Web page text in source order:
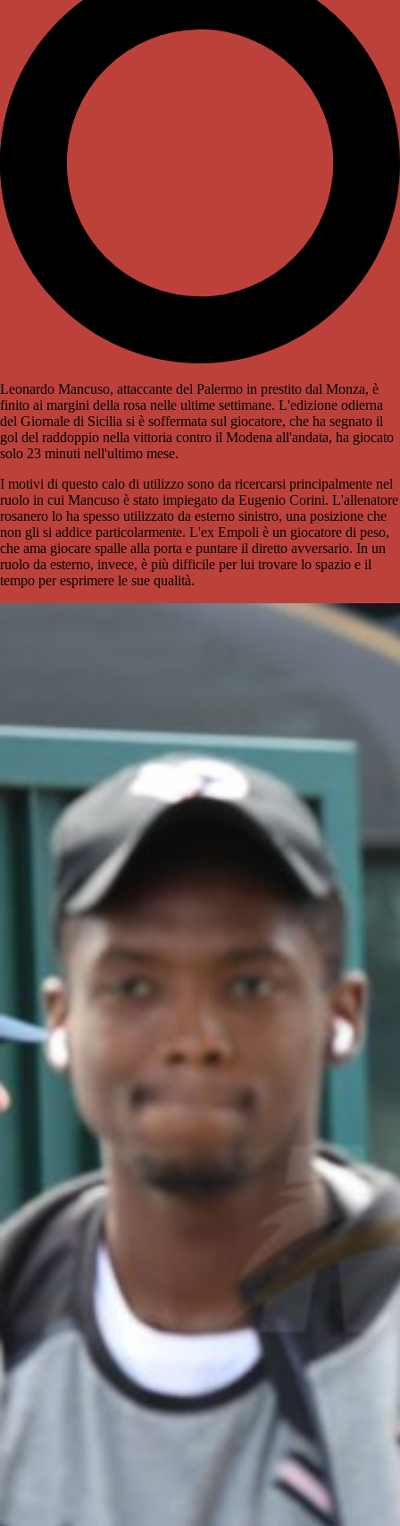
Leonardo Mancuso, attaccante del Palermo in prestito dal Monza, è
finito ai margini della rosa nelle ultime settimane. L'edizione odierna
del Giornale di Sicilia si è soffermata sul giocatore, che ha segnato il
gol del raddoppio nella vittoria contro il Modena all'andata, ha giocato
solo 23 minuti nell'ultimo mese.
I motivi di questo calo di utilizzo sono da ricercarsi principalmente nel
ruolo in cui Mancuso è stato impiegato da Eugenio Corini. L'allenatore
rosanero lo ha spesso utilizzato da esterno sinistro, una posizione che
non gli si addice particolarmente. L'ex Empoli è un giocatore di peso,
che ama giocare spalle alla porta e puntare il diretto avversario. In un
ruolo da esterno, invece, è più difficile per lui trovare lo spazio e il
tempo per esprimere le sue qualità.